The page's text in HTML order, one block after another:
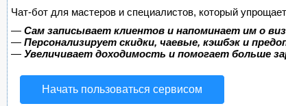
Чат-бот для мастеров и специалистов, который
— Сам записывает клиентов и напоминает им о
— Персонализирует скидки, чаевые, кэшбэк и
— Увеличивает доходимость и помогает больше
Начать пользоваться сервисом